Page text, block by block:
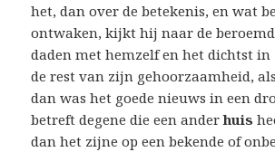
het, dan over de betekenis, en wat
ontwaken, kijkt hij naar de
daden met hemzelf en het dichtst
de rest van zijn gehoorzaamheid,
dan was het goede nieuws in een
betreft degene die een anderhuis
dan het zijne op een bekende of